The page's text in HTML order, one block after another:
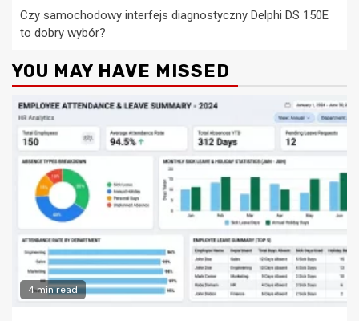
Czy samochodowy interfejs diagnostyczny Delphi DS 150E
to dobry wybór?
YOU MAY HAVE MISSED
4 min read